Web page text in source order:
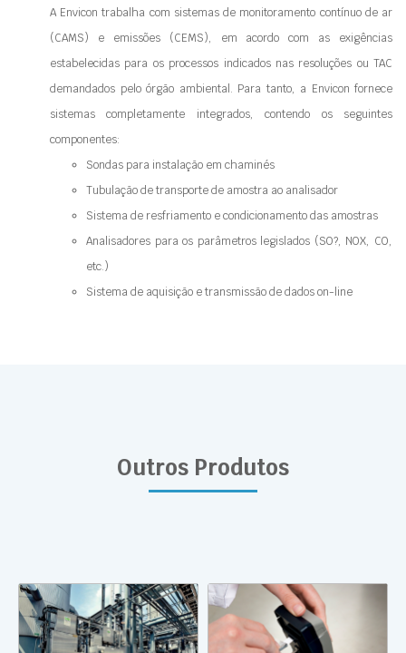
A Envicon trabalha com sistemas de monitoramento contínuo de ar
(CAMS) e emissões (CEMS), em acordo com as exigências
estabelecidas para os processos indicados nas resoluções ou TAC
demandados pelo órgão ambiental. Para tanto, a Envicon fornece
sistemas completamente integrados, contendo os seguintes
componentes:
Sondas para instalação em chaminés
Tubulação de transporte de amostra ao analisador
Sistema de resfriamento e condicionamento das amostras
Analisadores para os parâmetros legislados (SO?, NOX, CO,
etc.)
Sistema de aquisição e transmissão de dados on-line
Outros Produtos